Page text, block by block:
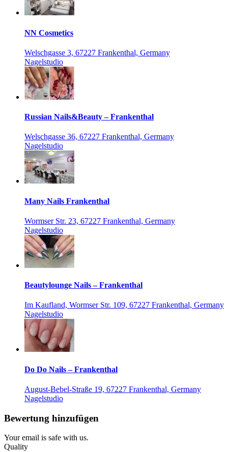
NN Cosmetics
Welschgasse 3, 67227 Frankenthal, Germany
Nagelstudio
Russian Nails&Beauty – Frankenthal
Welschgasse 36, 67227 Frankenthal, Germany
Nagelstudio
Many Nails Frankenthal
Wormser Str. 23, 67227 Frankenthal, Germany
Nagelstudio
Beautylounge Nails – Frankenthal
Im Kaufland, Wormser Str. 109, 67227 Frankenthal, Germany
Nagelstudio
Do Do Nails – Frankenthal
August-Bebel-Straße 19, 67227 Frankenthal, Germany
Nagelstudio
Bewertung hinzufügen
Your email is safe with us.
Quality